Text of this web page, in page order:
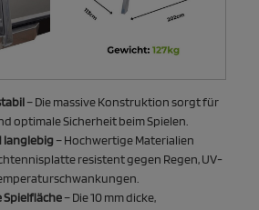
– Die massive Konstruktion sorgt für
optimale Sicherheit beim Spielen.
langlebig – Hochwertige Materialien
resistent gegen Regen, UV-
Spielfläche– Die 10 mm dicke,